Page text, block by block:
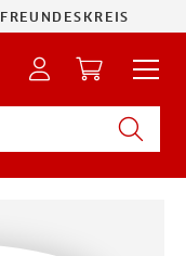
FREUNDESKREIS